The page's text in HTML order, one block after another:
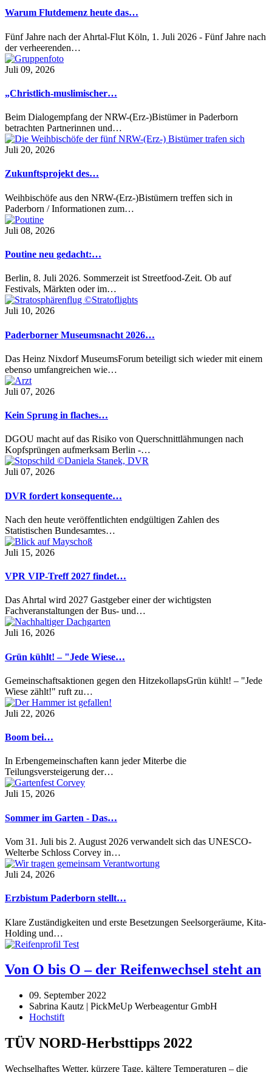
Warum Flutdemenz heute das…
Fünf Jahre nach der Ahrtal-Flut Köln, 1. Juli 2026 - Fünf Jahre nach
der verheerenden…
Juli 09, 2026
„Christlich-muslimischer…
Beim Dialogempfang der NRW-(Erz-)Bistümer in Paderborn
betrachten Partnerinnen und…
Juli 20, 2026
Zukunftsprojekt des…
Weihbischöfe aus den NRW-(Erz-)Bistümern treffen sich in
Paderborn / Informationen zum…
Juli 08, 2026
Poutine neu gedacht:…
Berlin, 8. Juli 2026. Sommerzeit ist Streetfood-Zeit. Ob auf
Festivals, Märkten oder im…
Juli 10, 2026
Paderborner Museumsnacht 2026…
Das Heinz Nixdorf MuseumsForum beteiligt sich wieder mit einem
ebenso umfangreichen wie…
Juli 07, 2026
Kein Sprung in flaches…
DGOU macht auf das Risiko von Querschnittlähmungen nach
Kopfsprüngen aufmerksam Berlin -…
Juli 07, 2026
DVR fordert konsequente…
Nach den heute veröffentlichten endgültigen Zahlen des
Statistischen Bundesamtes…
Juli 15, 2026
VPR VIP-Treff 2027 findet…
Das Ahrtal wird 2027 Gastgeber einer der wichtigsten
Fachveranstaltungen der Bus- und…
Juli 16, 2026
Grün kühlt! – "Jede Wiese…
Gemeinschaftsaktionen gegen den HitzekollapsGrün kühlt! – "Jede
Wiese zählt!" ruft zu…
Juli 22, 2026
Boom bei…
In Erbengemeinschaften kann jeder Miterbe die
Teilungsversteigerung der…
Juli 15, 2026
Sommer im Garten - Das…
Vom 31. Juli bis 2. August 2026 verwandelt sich das UNESCO-
Welterbe Schloss Corvey in…
Juli 24, 2026
Erzbistum Paderborn stellt…
Klare Zuständigkeiten und erste Besetzungen Seelsorgeräume, Kita-
Holding und…
Von O bis O – der Reifenwechsel steht an
09. September 2022
Sabrina Kautz | PickMeUp Werbeagentur GmbH
Hochstift
TÜV NORD-Herbsttipps 2022
Wechselhaftes Wetter, kürzere Tage, kältere Temperaturen – die